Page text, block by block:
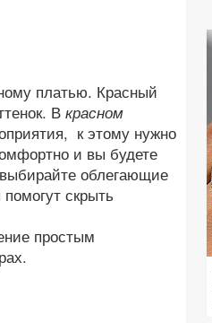
платью. Красный
В красном
к этому нужно
и вы будете
облегающие
скрыть
простым